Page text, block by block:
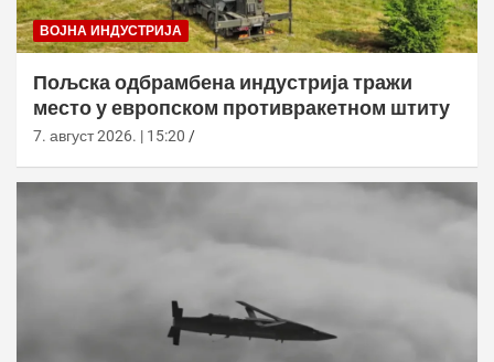
ВОЈНА ИНДУСТРИЈА
Пољска одбрамбена индустрија тражи
место у европском противракетном штиту
7. август 2026. | 15:20